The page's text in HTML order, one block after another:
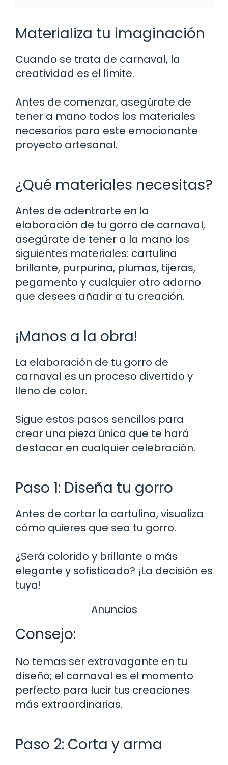
Materializa tu imaginación
Cuando se trata de carnaval, la
creatividad es el límite.
Antes de comenzar, asegúrate de
tener a mano todos los materiales
necesarios para este emocionante
proyecto artesanal.
¿Qué materiales necesitas?
Antes de adentrarte en la
elaboración de tu gorro de carnaval,
asegúrate de tener a la mano los
siguientes materiales: cartulina
brillante, purpurina, plumas, tijeras,
pegamento y cualquier otro adorno
que desees añadir a tu creación.
¡Manos a la obra!
La elaboración de tu gorro de
carnaval es un proceso divertido y
lleno de color.
Sigue estos pasos sencillos para
crear una pieza única que te hará
destacar en cualquier celebración.
Paso 1: Diseña tu gorro
Antes de cortar la cartulina, visualiza
cómo quieres que sea tu gorro.
¿Será colorido y brillante o más
elegante y sofisticado? ¡La decisión es
tuya!
Anuncios
Consejo:
No temas ser extravagante en tu
diseño; el carnaval es el momento
perfecto para lucir tus creaciones
más extraordinarias.
Paso 2: Corta y arma